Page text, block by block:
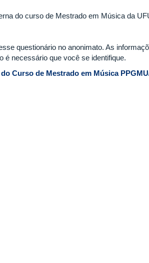
do curso de Mestrado em Música da
questionário no anonimato. As
é necessário que você se identifique.
Curso de Mestrado em Música